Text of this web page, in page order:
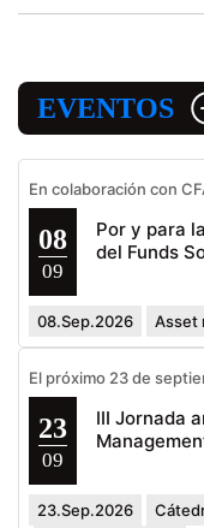
EVENTOS
En colaboración con
08
09
Por y para
del Funds
08.Sep.2026 Asset
El próximo 23 de
23
09
III Jornada
23.Sep.2026